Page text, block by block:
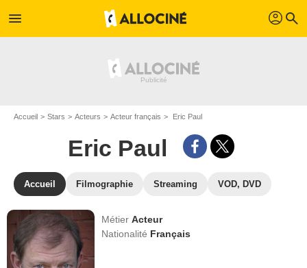
menu profil search
Accueil Stars Acteurs Acteur français Eric Paul
Eric Paul
Accueil Filmographie Streaming VOD, DVD
MétierActeur
Nationalité Français